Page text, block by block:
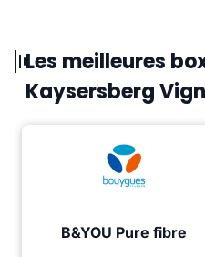
Les meilleures
Kaysersberg
B&YOU Pure fibre